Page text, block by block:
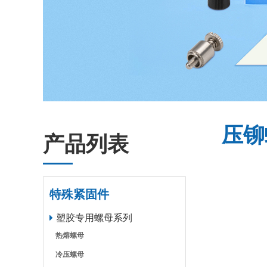
产品列表
特殊紧固件
塑胶专用螺母系列
热熔螺母
冷压螺母
压